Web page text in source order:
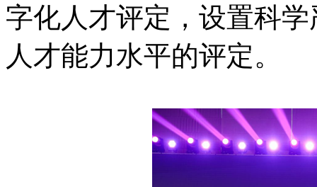
字化人才评定，设置科
人才能力水平的评定。